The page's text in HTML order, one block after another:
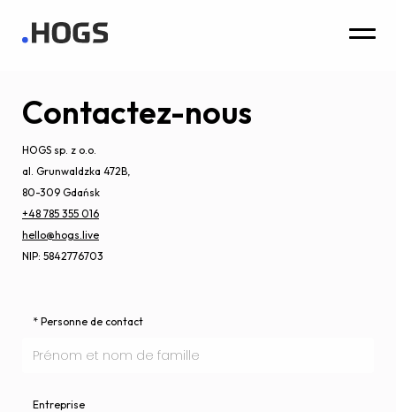
Contactez-nous
HOGS sp. z o.o.
al. Grunwaldzka 472B,
80-309 Gdańsk
+48 785 355 016
hello@hogs.live
NIP: 5842776703
* Personne de contact
Entreprise